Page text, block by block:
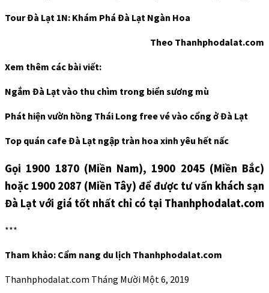
Tour Đà Lạt 1N: Khám Phá Đà Lạt Ngàn Hoa
Theo Thanhphodalat.com
Xem thêm các bài viết:
Ngắm Đà Lạt vào thu chìm trong biển sương mù
Phát hiện vườn hồng Thái Long free vé vào cổng ở Đà Lạt
Top quán cafe Đà Lạt ngập tràn hoa xinh yêu hết nấc
Gọi 1900 1870 (Miền Nam), 1900 2045 (Miền Bắc)
hoặc 1900 2087 (Miền Tây) để được tư vấn khách sạn
Đà Lạt với giá tốt nhất chỉ có tại Thanhphodalat.com
***
Tham khảo: Cẩm nang du lịch Thanhphodalat.com
Thanhphodalat.com Tháng Mười Một 6, 2019